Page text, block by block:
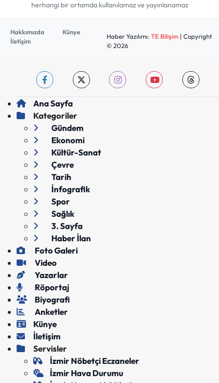
herhangi bir ortamda kullanılamaz ve yayınlanamaz
Hakkımızda
Künye
İletişim
Haber Yazılımı: TE Bilişim| Copyright
© 2026
Ana Sayfa
Kategoriler
Gündem
Ekonomi
Kültür-Sanat
Çevre
Tarih
İnfografik
Spor
Sağlık
3. Sayfa
Haber İlan
Foto Galeri
Video
Yazarlar
Röportaj
Biyografi
Anketler
Künye
İletişim
Servisler
İzmir Nöbetçi Eczaneler
İzmir Hava Durumu